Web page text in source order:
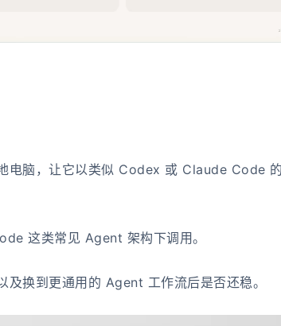
电脑，让它以类似 Codex 或 Claude Code 的
这类常见 Agent 架构下调用。
换到更通用的 Agent 工作流后是否还稳。